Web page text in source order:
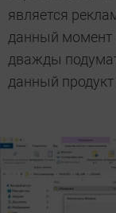
является
данный момент
дважды
данный